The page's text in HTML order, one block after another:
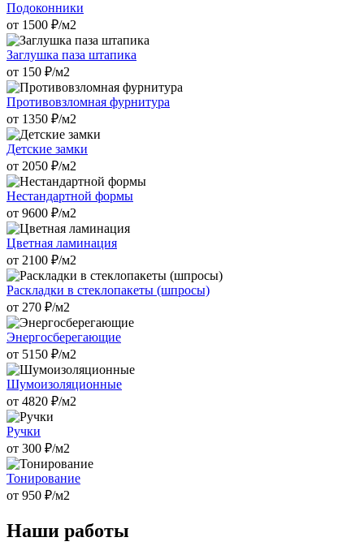
Подоконники
от 1500 ₽/м2
Заглушка паза штапика
от 150 ₽/м2
Противовзломная фурнитура
от 1350 ₽/м2
Детские замки
от 2050 ₽/м2
Нестандартной формы
от 9600 ₽/м2
Цветная ламинация
от 2100 ₽/м2
Раскладки в стеклопакеты (шпросы)
от 270 ₽/м2
Энергосберегающие
от 5150 ₽/м2
Шумоизоляционные
от 4820 ₽/м2
Ручки
от 300 ₽/м2
Тонирование
от 950 ₽/м2
Наши работы